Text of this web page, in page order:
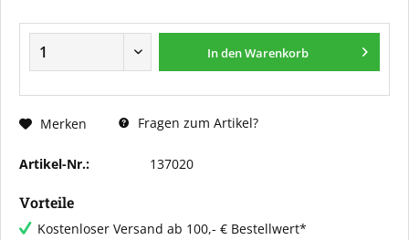
In denWarenkorb
Merken Fragen zum Artikel?
Artikel-Nr.: 137020
Vorteile
Kostenloser Versand ab 100,- € Bestellwert*